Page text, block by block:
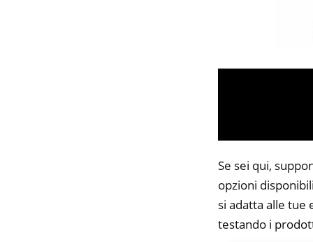
Se sei qui,
opzioni
si adatta alle tue
testando i